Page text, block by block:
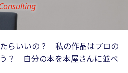
Consulting
らいいの？ 私の作品はプロの
？ 自分の本を本屋さんに並べ